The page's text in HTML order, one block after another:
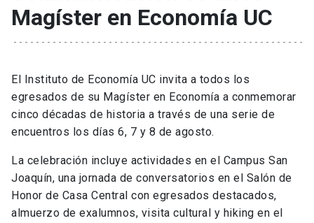
Magíster en Economía UC
El Instituto de Economía UC invita a todos los
egresados de su Magíster en Economía a conmemorar
cinco décadas de historia a través de una serie de
encuentros los días 6, 7 y 8 de agosto.
La celebración incluye actividades en el Campus San
Joaquín, una jornada de conversatorios en el Salón de
Honor de Casa Central con egresados destacados,
almuerzo de exalumnos, visita cultural y hiking en el